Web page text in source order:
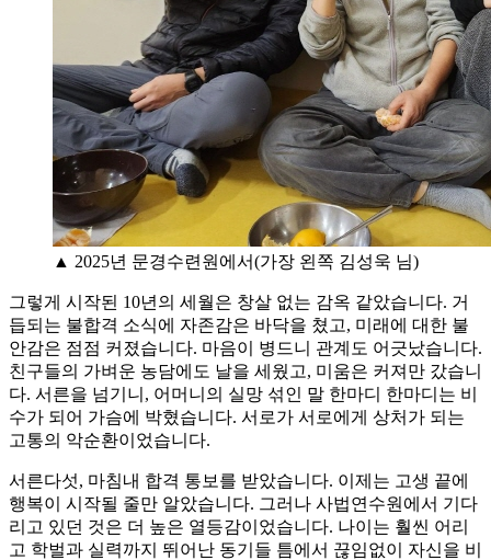
▲ 2025년 문경수련원에서(가장 왼쪽 김성욱 님)
그렇게 시작된 10년의 세월은 창살 없는 감옥 같았습니다. 거
듭되는 불합격 소식에 자존감은 바닥을 쳤고, 미래에 대한 불
안감은 점점 커졌습니다. 마음이 병드니 관계도 어긋났습니다.
친구들의 가벼운 농담에도 날을 세웠고, 미움은 커져만 갔습니
다. 서른을 넘기니, 어머니의 실망 섞인 말 한마디 한마디는 비
수가 되어 가슴에 박혔습니다. 서로가 서로에게 상처가 되는
고통의 악순환이었습니다.
서른다섯, 마침내 합격 통보를 받았습니다. 이제는 고생 끝에
행복이 시작될 줄만 알았습니다. 그러나 사법연수원에서 기다
리고 있던 것은 더 높은 열등감이었습니다. 나이는 훨씬 어리
고 학벌과 실력까지 뛰어난 동기들 틈에서 끊임없이 자신을 비